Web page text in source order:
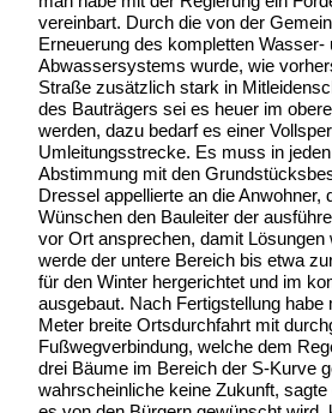
vereinbart. Durch die von der
Erneuerung des kompletten Wasser-
Abwassersystems wurde, wie
Straße zusätzlich stark in
des Bauträgers sei es heuer im
werden, dazu bedarf es einer
Umleitungsstrecke. Es muss in
Abstimmung mit den
Dressel appellierte an die Anwohner,
Wünschen den Bauleiter der
vor Ort ansprechen, damit Lösungen
werde der untere Bereich bis etwa
für den Winter hergerichtet und im
ausgebaut. Nach Fertigstellung habe
Meter breite Ortsdurchfahrt mit
Fußwegverbindung, welche dem
drei Bäume im Bereich der S-Kurve
wahrscheinliche keine Zukunft,